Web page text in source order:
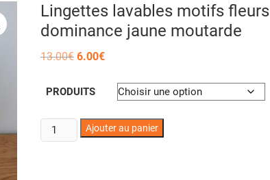
Lingettes lavables motifs fleurs
dominance jaune moutarde
13.00€ Le
était :
13.00€.
6.00€Le
est :
6.00€.
PRODUITS
quantité
de
Ajouter au panier